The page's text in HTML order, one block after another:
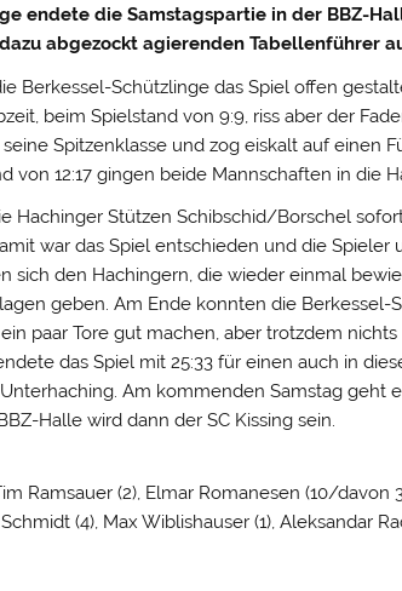
endete die Samstagspartie in der BBZ-
abgezockt agierenden Tabellenführer
Berkessel-Schützlinge das Spiel offen
beim Spielstand von 9:9, riss aber der
Spitzenklasse und zog eiskalt auf einen
von 12:17 gingen beide Mannschaften in die
Hachinger Stützen Schibschid/Borschel
war das Spiel entschieden und die
sich den Hachingern, die wieder einmal
geben. Am Ende konnten die Berkessel-
paar Tore gut machen, aber trotzdem
das Spiel mit 25:33 für einen auch in
Am kommenden Samstag geht
Halle wird dann der SC Kissing sein.
Ramsauer (2), Elmar Romanesen (10/davon
(4), Max Wiblishauser (1), Aleksandar